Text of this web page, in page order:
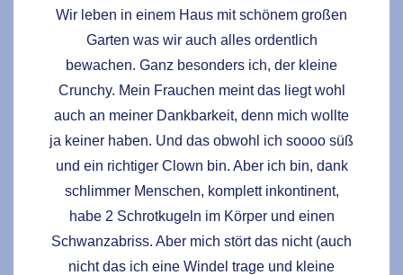
Wir leben in einem Haus mit schönem großen
Garten was wir auch alles ordentlich
bewachen. Ganz besonders ich, der kleine
Crunchy. Mein Frauchen meint das liegt wohl
auch an meiner Dankbarkeit, denn mich wollte
ja keiner haben. Und das obwohl ich soooo süß
und ein richtiger Clown bin. Aber ich bin, dank
schlimmer Menschen, komplett inkontinent,
habe 2 Schrotkugeln im Körper und einen
Schwanzabriss. Aber mich stört das nicht (auch
nicht das ich eine Windel trage und kleine